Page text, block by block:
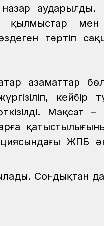
назар аударылды.
қылмыстар
тәртіп
азаматтар
кейбір
Мақсат –
ЖПБ
Сондықтан